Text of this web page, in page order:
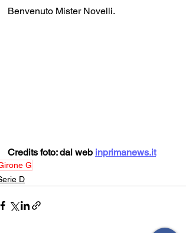
Benvenuto Mister Novelli.
Credits foto: dal web inprimanews.it
G
D